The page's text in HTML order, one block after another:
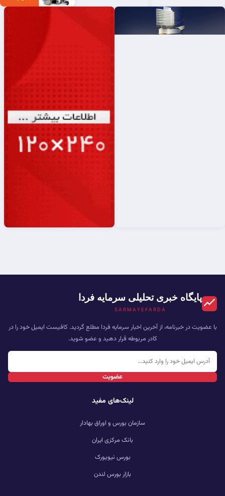
پایگاه خبری تحلیلی سرمایه فردا
SARMAYEFARDA
با عضویت در خبرنامه، از آخرین اخبار سرمایه فردا مطلع گردید. کافیست ایمیل خود را در
کادر مربوطه قرار دهید و عضو شوید.
عضویت
لینک‌های مفید
سازمان بورس و اوراق بهادار
بانک مرکزی ایران
بورس نیویورک
بازار بورس لندن